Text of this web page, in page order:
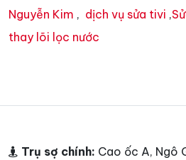
Nguyễn Kim , dịch vụ sửa tivi ,
thay lõi lọc nước
Trụ sợ chính: Cao ốc A, Ngô